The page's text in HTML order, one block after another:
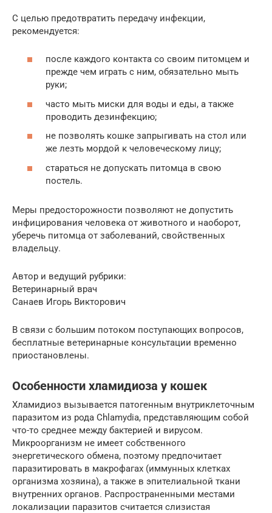
С целью предотвратить передачу инфекции,
рекомендуется:
после каждого контакта со своим питомцем и
прежде чем играть с ним, обязательно мыть
руки;
часто мыть миски для воды и еды, а также
проводить дезинфекцию;
не позволять кошке запрыгивать на стол или
же лезть мордой к человеческому лицу;
стараться не допускать питомца в свою
постель.
Меры предосторожности позволяют не допустить
инфицирования человека от животного и наоборот,
уберечь питомца от заболеваний, свойственных
владельцу.
Автор и ведущий рубрики:
Ветеринарный врач
Санаев Игорь Викторович
В связи с большим потоком поступающих вопросов,
бесплатные ветеринарные консультации временно
приостановлены.
Особенности хламидиоза у кошек
Хламидиоз вызывается патогенным внутриклеточным
паразитом из рода Chlamydia, представляющим собой
что-то среднее между бактерией и вирусом.
Микроорганизм не имеет собственного
энергетического обмена, поэтому предпочитает
паразитировать в макрофагах (иммунных клетках
организма хозяина), а также в эпителиальной ткани
внутренних органов. Распространенными местами
локализации паразитов считается слизистая